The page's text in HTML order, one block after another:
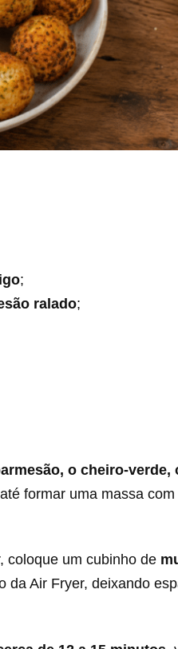
;
ralado;
o cheiro-verde,
formar uma massa com
coloque um cubinho de
da Air Fryer, deixando